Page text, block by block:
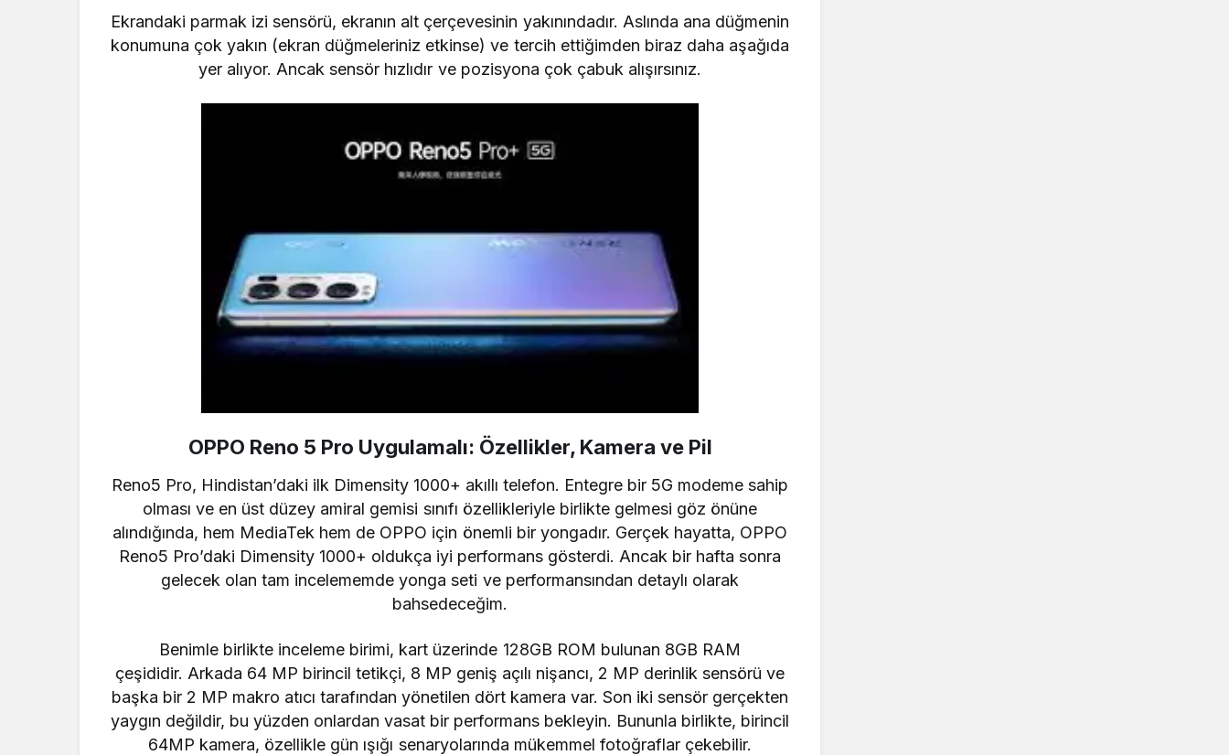
Ekrandaki parmak izi sensörü, ekranın alt çerçevesinin yakınındadır. Aslında ana düğmenin
konumuna çok yakın (ekran düğmeleriniz etkinse) ve tercih ettiğimden biraz daha aşağıda
yer alıyor. Ancak sensör hızlıdır ve pozisyona çok çabuk alışırsınız.
OPPO Reno 5 Pro Uygulamalı: Özellikler, Kamera ve Pil
Reno5 Pro, Hindistan’daki ilk Dimensity 1000+ akıllı telefon. Entegre bir 5G modeme sahip
olması ve en üst düzey amiral gemisi sınıfı özellikleriyle birlikte gelmesi göz önüne
alındığında, hem MediaTek hem de OPPO için önemli bir yongadır. Gerçek hayatta, OPPO
Reno5 Pro’daki Dimensity 1000+ oldukça iyi performans gösterdi. Ancak bir hafta sonra
gelecek olan tam incelememde yonga seti ve performansından detaylı olarak
bahsedeceğim.
Benimle birlikte inceleme birimi, kart üzerinde 128GB ROM bulunan 8GB RAM
çeşididir. Arkada 64 MP birincil tetikçi, 8 MP geniş açılı nişancı, 2 MP derinlik sensörü ve
başka bir 2 MP makro atıcı tarafından yönetilen dört kamera var.Son iki sensör gerçekten
yaygın değildir, bu yüzden onlardan vasat bir performans bekleyin. Bununla birlikte, birincil
64MP kamera, özellikle gün ışığı senaryolarında mükemmel fotoğraflar çekebilir.